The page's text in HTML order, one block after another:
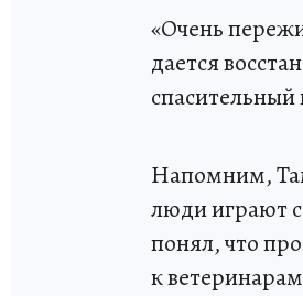
«Очень
дается
спасительный
Напомним,
люди играют
понял, что
к